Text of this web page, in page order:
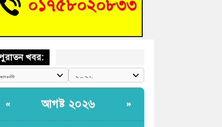
গণঅভ্যুত্থান দিবসে কুমিল্লায় শ্রদ্ধা, র‍্যালি ও সংবর্ধনা
খবর:
« আগষ্ট ২০২৬ »